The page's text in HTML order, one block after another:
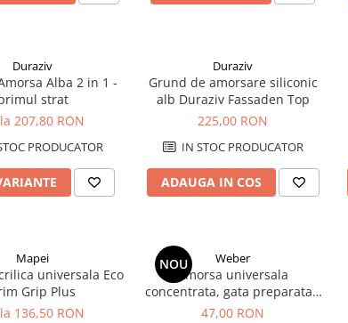
Duraziv
Alba 2 in 1 -
strat
207,80 RON
PRODUCATOR
Duraziv
Grund de amorsare siliconic
alb Duraziv Fassaden Top
225,00 RON
IN STOC PRODUCATOR
ADAUGA IN COS
Mapei
universala Eco
Grip Plus
136,50 RON
NOU Weber
Amorsa universala
concentrata, gata preparata -
Weberprime bond - 4l
47,00 RON